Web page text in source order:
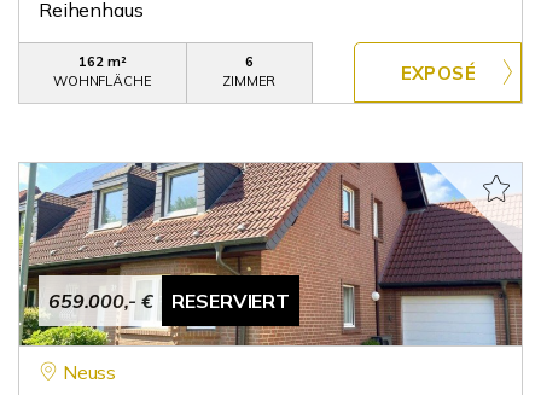
Reihenhaus
162 m²
WOHNFLÄCHE
6
ZIMMER
659.000,- € RESERVIERT
Neuss